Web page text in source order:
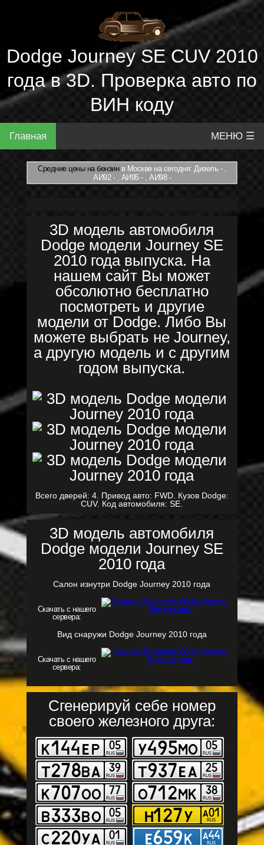
Dodge Journey SE CUV 2010
года в 3D. Проверка авто по
ВИН коду
Главная МЕНЮ ☰
Средние цены на бензинв Москве на сегодня: Дизель - ,
АИ92 - , АИ95 - , АИ98 -
3D модель автомобиля
Dodge модели Journey SE
2010 года выпуска. На
нашем сайт Вы может
обсолютно бесплатно
посмотреть и другие
модели от Dodge. Либо Вы
можете выбрать не Journey,
а другую модель и с другим
годом выпуска.
Всего дверей: 4. Привод авто: FWD. Кузов Dodge:
CUV. Код автомобиля: SE.
3D модель автомобиля
Dodge модели Journey SE
2010 года
Салон изнутри Dodge Journey 2010 года
Скачать с нашего
сервера:
Вид снаружи Dodge Journey 2010 года
Скачать с нашего
сервера:
Сгенерируй себе номер
своего железного друга: